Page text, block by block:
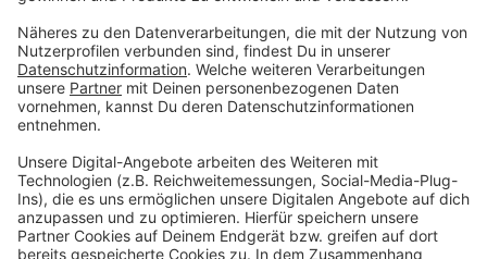
Weltweit kann jetzt geschaut werden, ob man ein
genetischer Zwilling für einen Patienten ist
Anzeige
Was, wenn ich ein genetischer Zwilling bin?
Anzeige